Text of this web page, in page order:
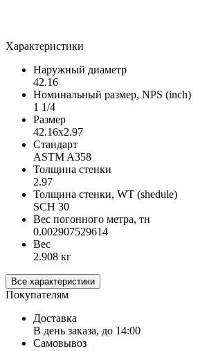
Характеристики
Наружный диаметр
42.16
Номинальный размер, NPS (inch)
1 1/4
Размер
42.16х2.97
Стандарт
ASTM A358
Толщина стенки
2.97
Толщина стенки, WT (shedule)
SCH 30
Вес погонного метра, тн
0.002907529614
Вес
2.908 кг
Все характеристики
Покупателям
Доставка
В день заказа, до 14:00
Самовывоз